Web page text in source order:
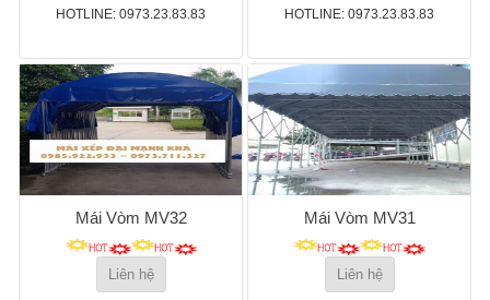
HOTLINE: 0973.23.83.83 HOTLINE: 0973.23.83.83
Mái Vòm MV32
Liên hệ
Mái Vòm MV31
Liên hệ